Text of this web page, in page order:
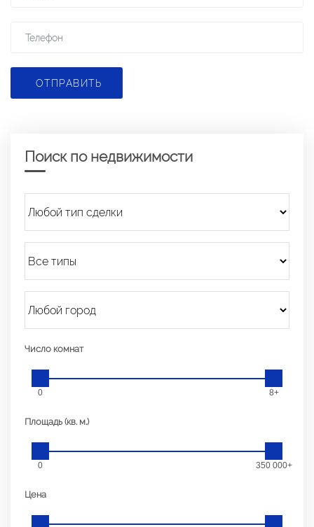
ОТПРАВИТЬ
Поиск по недвижимости
Число комнат
0 8+
Площадь (кв. м.)
0 350 000+
Цена